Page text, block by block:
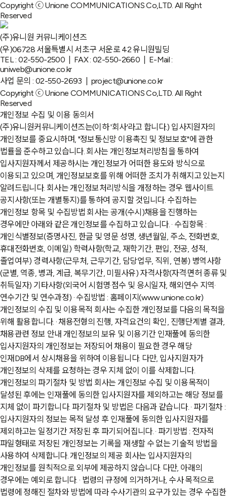
Copyright ⓒ Unione COMMUNICATIONS Co,LTD. All Right
Reserved
(주)유니원 커뮤니케이션즈
(우)06728 서울특별시 서초구 서운로 42 유니원빌딩
TEL : 02-550-2500 | FAX : 02-550-2660 | E-Mail :
uniweb@unione.co.kr
사업 문의 : 02-550-2693 | project@unione.co.kr
Copyright ⓒ Unione COMMUNICATIONS Co,LTD. All Right
Reserved
개인정보 수집 및 이용 동의서
(주)유니원커뮤니케이션즈는(이하 '회사'라고 합니다.) 입사지원자의
개인정보를 중요시하며, "정보통신망 이용촉진 및 정보보호"에 관한
법률을 준수하고 있습니다. 회사는 개인정보처리방침을 통하여
입사지원자께서 제공하시는 개인정보가 어떠한 용도와 방식으로
이용되고 있으며, 개인정보보호를 위해 어떠한 조치가 취해지고 있는지
알려드립니다. 회사는 개인정보처리방식을 개정하는 경우 웹사이트
공지사항(또는 개별통지)를 통하여 공지할 것입니다. 수집하는
개인정보 항목 및 수집방법 회사는 공개(수시)채용을 진행하는
경우에만 아래와 같은 개인정보를 수집하고 있습니다. · 수집항목 :
개인식별정보(증명사진, 한글 및 영문 성명, 생년월일, 주소, 전화번호,
휴대전화번호, 이메일) 학력사항(학교, 재학기간, 편입, 전공, 성적,
졸업여부) 경력사항(근무처, 근무기간, 담당업무, 직위, 연봉) 병역사항
(군별, 역종, 병과, 계급, 복무기간, 미필사유) 자격사항(자격·면허 종류 및
취득일자) 기타사항(외국어 시험명·점수 및 응시일자, 해외연수 지역·
연수기간 및 연수과정) · 수집방법 : 홈페이지(www.unione.co.kr)
개인정보의 수집 및 이용목적 회사는 수집한 개인정보를 다음의 목적을
위해 활용합니다. · 채용전형의 진행, 자격요건의 확인, 진행단계별 결과,
채용관련 정보 안내 개인정보의 보유 및 이용기간 인재풀에 동의한
입사지원자의 개인정보는 저장되어 채용이 필요한 경우 해당
인재DB에서 상시채용을 위하여 이용됩니다. 다만, 입사지원자가
개인정보의 삭제를 요청하는 경우 지체 없이 이를 삭제합니다.
개인정보의 파기절차 및 방법 회사는 개인정보 수집 및 이용목적이
달성된 후에는 인재풀에 동의한 입사지원자를 제외하고는 해당 정보를
지체 없이 파기합니다. 파기절차 및 방법은 다음과 같습니다. · 파기절차 :
입사지원자의 정보는 목적 달성 후 인재풀에 동의한 입사지원자를
제외하고는 일정기간 저장된 후 파기되어집니다. · 파기방법 : 전자적
파일형태로 저장된 개인정보는 기록을 재생할 수 없는 기술적 방법을
사용하여 삭제합니다. 개인정보의 제공 회사는 입사지원자의
개인정보를 원칙적으로 외부에 제공하지 않습니다. 다만, 아래의
경우에는 예외로 합니다. · 법령의 규정에 의거하거나, 수사 목적으로
법령에 정해진 절차와 방법에 따라 수사기관의 요구가 있는 경우 수집한